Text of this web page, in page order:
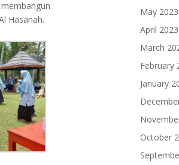
Hasanah.
May 2023
April 2023
March
February
January
October